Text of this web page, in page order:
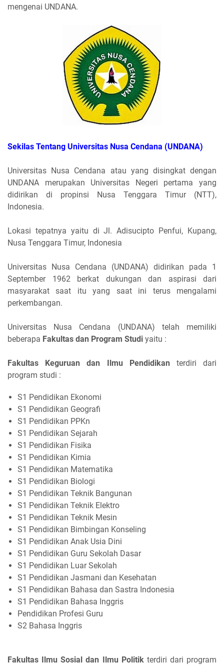
mengenai UNDANA.
Sekilas Tentang Universitas Nusa Cendana (UNDANA)
Universitas Nusa Cendana atau yang disingkat dengan
UNDANA merupakan Universitas Negeri pertama yang
didirikan di propinsi Nusa Tenggara Timur (NTT),
Indonesia.
Lokasi tepatnya yaitu di Jl. Adisucipto Penfui, Kupang,
Nusa Tenggara Timur, Indonesia
Universitas Nusa Cendana (UNDANA) didirikan pada 1
September 1962 berkat dukungan dan aspirasi dari
masyarakat saat itu yang saat ini terus mengalami
perkembangan.
Universitas Nusa Cendana (UNDANA) telah memiliki
beberapa Fakultas dan Program Studi yaitu :
Fakultas Keguruan dan Ilmu Pendidikan terdiri dari
program studi :
S1 Pendidikan Ekonomi
S1 Pendidikan Geografi
S1 Pendidikan PPKn
S1 Pendidikan Sejarah
S1 Pendidikan Fisika
S1 Pendidikan Kimia
S1 Pendidikan Matematika
S1 Pendidikan Biologi
S1 Pendidikan Teknik Bangunan
S1 Pendidikan Teknik Elektro
S1 Pendidikan Teknik Mesin
S1 Pendidikan Bimbingan Konseling
S1 Pendidikan Anak Usia Dini
S1 Pendidikan Guru Sekolah Dasar
S1 Pendidikan Luar Sekolah
S1 Pendidikan Jasmani dan Kesehatan
S1 Pendidikan Bahasa dan Sastra Indonesia
S1 Pendidikan Bahasa Inggris
Pendidikan Profesi Guru
S2 Bahasa Inggris
Fakultas Ilmu Sosial dan Ilmu Politik terdiri dari program